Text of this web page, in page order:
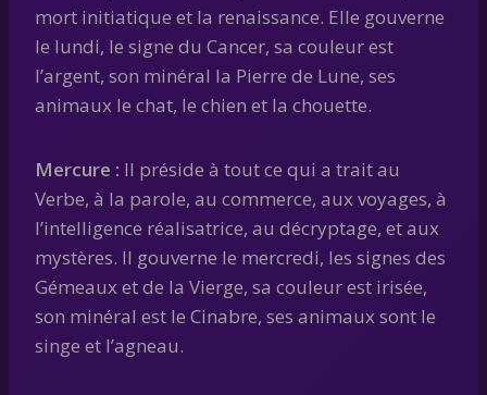
mort initiatique et la renaissance. Elle gouverne
le lundi, le signe du Cancer, sa couleur est
l’argent, son minéral la Pierre de Lune, ses
animaux le chat, le chien et la chouette.
Mercure : Il préside à tout ce qui a trait au
Verbe, à la parole, au commerce, aux voyages, à
l’intelligence réalisatrice, au décryptage, et aux
mystères. Il gouverne le mercredi, les signes des
Gémeaux et de la Vierge, sa couleur est irisée,
son minéral est le Cinabre, ses animaux sont le
singe et l’agneau.